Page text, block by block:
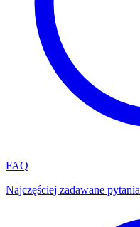
FAQ
Najczęściej zadawane pytania